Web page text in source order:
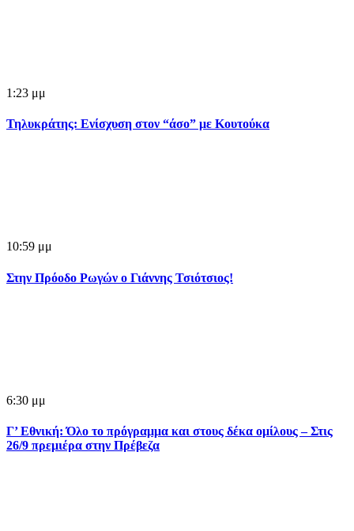
1:23 μμ
Τηλυκράτης: Ενίσχυση στον “άσο” με Κουτούκα
10:59 μμ
Στην Πρόοδο Ρωγών ο Γιάννης Τσιότσιος!
6:30 μμ
Γ’ Εθνική: Όλο το πρόγραμμα και στους δέκα ομίλους – Στις
26/9 πρεμιέρα στην Πρέβεζα